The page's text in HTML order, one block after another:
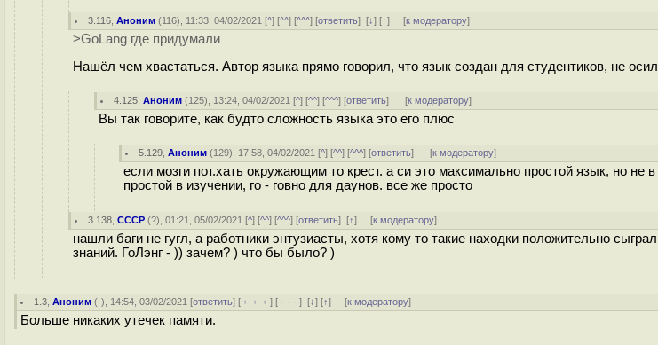
3.116 ,Аноним (116), 11:33, 04/02/2021 [^] [^^] [^^^] [ответить][↓] [↑] [к модератору]
>GoLang где придумали
Нашёл чем хвастаться. Автор языка прямо говорил, что язык создан для студентиков, не
4.125 ,Аноним (125), 13:24, 04/02/2021 [^] [^^] [^^^] [ответить] [к модератору]
Вы так говорите, как будто сложность языка это его плюс
5.129 ,Аноним (129), 17:58, 04/02/2021 [^] [^^] [^^^] [ответить] [к модератору]
если мозги пот.хать окружающим то крест. а си это максимально простой язык, но не
простой в изучении, го - говно для даунов. все же просто
3.138 ,СССР (?), 01:21, 05/02/2021 [^] [^^] [^^^] [ответить][↑] [к модератору]
нашли баги не гугл, а работники энтузиасты, хотя кому то такие находки положительно
знаний. ГоЛэнг - )) зачем? ) что бы было? )
1.3 ,Аноним (-), 14:54, 03/02/2021 [ответить] [ ﹢﹢﹢] [ · · ·][↓] [↑] [к модератору]
Больше никаких утечек памяти.